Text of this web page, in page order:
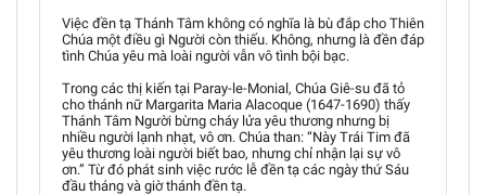
Việc đền tạ Thánh Tâm không có nghĩa là bù đắp cho Thiên
Chúa một điều gì Người còn thiếu. Không, nhưng là đền đáp
tình Chúa yêu mà loài người vẫn vô tình bội bạc.
Trong các thị kiến tại Paray-le-Monial, Chúa Giê-su đã tỏ
cho thánh nữ Margarita Maria Alacoque (1647-1690) thấy
Thánh Tâm Người bừng cháy lửa yêu thương nhưng bị
nhiều người lạnh nhạt, vô ơn. Chúa than: “Này Trái Tim đã
yêu thương loài người biết bao, nhưng chỉ nhận lại sự vô
ơn.” Từ đó phát sinh việc rước lễ đền tạ các ngày thứ Sáu
đầu tháng và giờ thánh đền tạ.